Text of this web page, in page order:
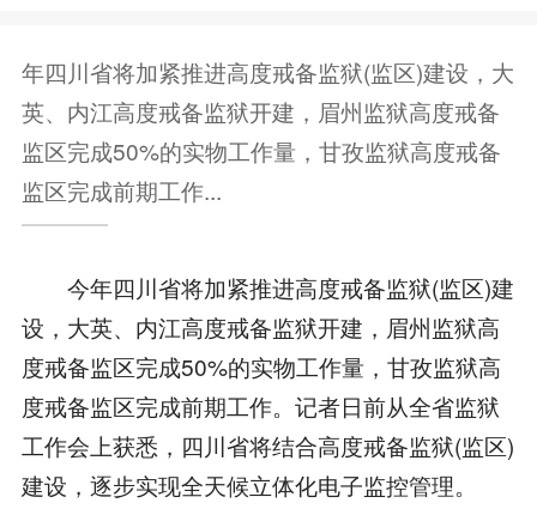
年四川省将加紧推进高度戒备监狱(监区)建设，大
英、内江高度戒备监狱开建，眉州监狱高度戒备
监区完成50%的实物工作量，甘孜监狱高度戒备
监区完成前期工作...
今年四川省将加紧推进高度戒备监狱(监区)建
设，大英、内江高度戒备监狱开建，眉州监狱高
度戒备监区完成50%的实物工作量，甘孜监狱高
度戒备监区完成前期工作。记者日前从全省监狱
工作会上获悉，四川省将结合高度戒备监狱(监区)
建设，逐步实现全天候立体化电子监控管理。